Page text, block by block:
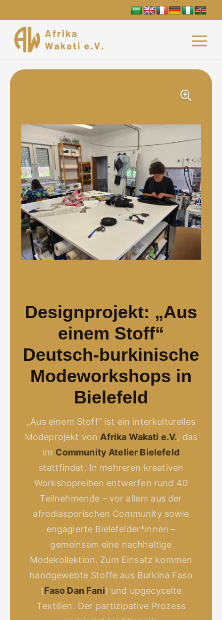
Designprojekt: „Aus
einem Stoff“
Deutsch-burkinische
Modeworkshops in
Bielefeld
„Aus einem Stoff“ ist ein interkulturelles
Modeprojekt von Afrika Wakati e.V., das
im Community Atelier Bielefeld
stattfindet. In mehreren kreativen
Workshopreihen entwerfen rund 40
Teilnehmende – vor allem aus der
afrodiasporischen Community sowie
engagierte Bielefelder*innen –
gemeinsam eine nachhaltige
Modekollektion. Zum Einsatz kommen
handgewebte Stoffe aus Burkina Faso
(Faso Dan Fani) und upgecycelte
Textilien. Der partizipative Prozess